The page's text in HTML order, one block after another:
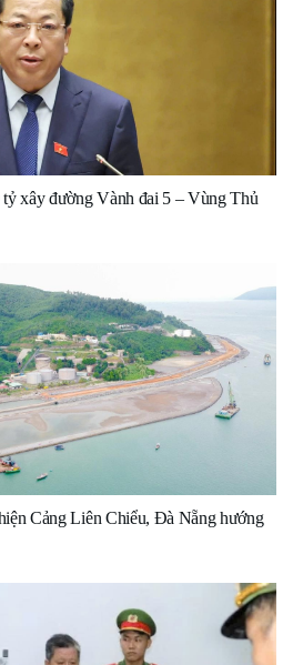
xây đường Vành đai 5 – Vùng Thủ
Cảng Liên Chiểu, Đà Nẵng hướng